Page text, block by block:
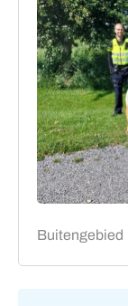
Buitengebied